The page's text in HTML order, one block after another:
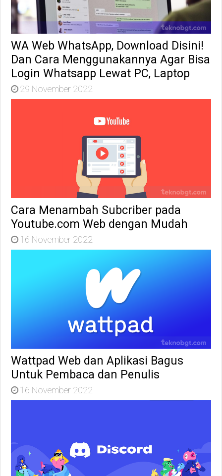
WA Web WhatsApp, Download Disini!
Dan Cara Menggunakannya Agar Bisa
Login Whatsapp Lewat PC, Laptop
29 November 2022
Cara Menambah Subcriber pada
Youtube.com Web dengan Mudah
16 November 2022
Wattpad Web dan Aplikasi Bagus
Untuk Pembaca dan Penulis
16 November 2022